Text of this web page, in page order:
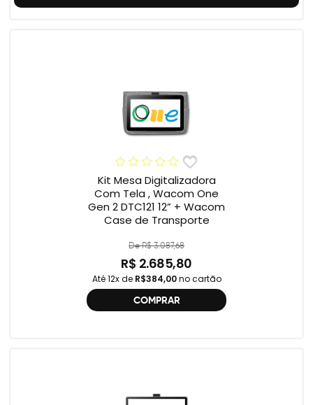
Kit Mesa Digitalizadora
Com Tela , Wacom One
Gen 2 DTC121 12” + Wacom
Case de Transporte
De R$ 3.087,68
R$ 2.685,80
Até 12x de R$384,00no cartão
COMPRAR